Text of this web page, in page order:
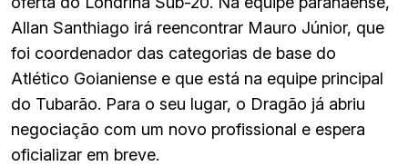
Allan Santhiago irá reencontrar Mauro Júnior, que
foi coordenador das categorias de base do
Atlético Goianiense e que está na equipe principal
do Tubarão. Para o seu lugar, o Dragão já abriu
negociação com um novo profissional e espera
oficializar em breve.